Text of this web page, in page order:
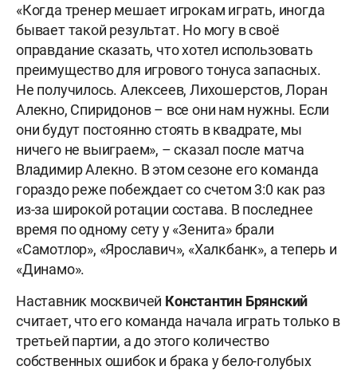
«Когда тренер мешает игрокам играть, иногда
бывает такой результат. Но могу в своё
оправдание сказать, что хотел использовать
преимущество для игрового тонуса запасных.
Не получилось. Алексеев, Лихошерстов, Лоран
Алекно, Спиридонов – все они нам нужны. Если
они будут постоянно стоять в квадрате, мы
ничего не выиграем», – сказал после матча
Владимир Алекно. В этом сезоне его команда
гораздо реже побеждает со счетом 3:0 как раз
из-за широкой ротации состава. В последнее
время по одному сету у «Зенита» брали
«Самотлор», «Ярославич», «Халкбанк», а теперь и
«Динамо».
Наставник москвичей Константин Брянский
считает, что его команда начала играть только в
третьей партии, а до этого количество
собственных ошибок и брака у бело-голубых